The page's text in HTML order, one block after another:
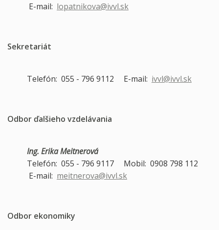
E-mail: lopatnikova@ivvl.sk
Sekretariát
Telefón: 055 - 796 9112 E-mail: ivvl@ivvl.sk
Odbor ďalšieho vzdelávania
Ing. Erika Meitnerová
Telefón: 055 - 796 9117 Mobil: 0908 798 112
E-mail: meitnerova@ivvl.sk
Odbor ekonomiky